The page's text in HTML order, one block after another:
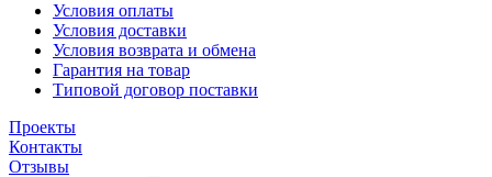
Условия оплаты
Условия доставки
Условия возврата и обмена
Гарантия на товар
Типовой договор поставки
Проекты
Контакты
Отзывы